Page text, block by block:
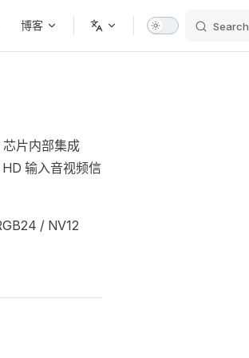
Search
博客
芯片内部集成
输入音视频信
/ NV12